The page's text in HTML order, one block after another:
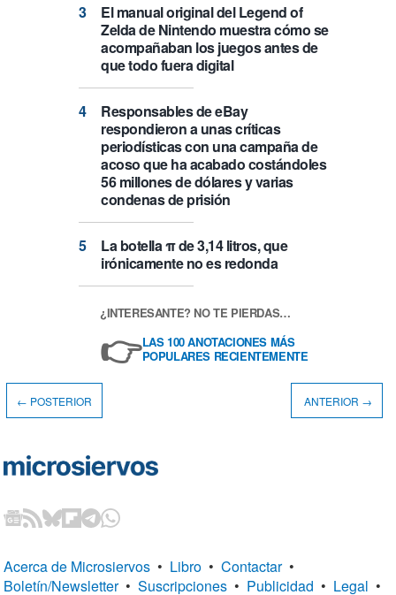
El manual original del Legend of
Zelda de Nintendo muestra cómo se
acompañaban los juegos antes de
que todo fuera digital
Responsables de eBay
respondieron a unas críticas
periodísticas con una campaña de
acoso que ha acabado costándoles
56 millones de dólares y varias
condenas de prisión
La botella π de 3,14 litros, que
irónicamente no es redonda
¿INTERESANTE? NO TE PIERDAS…
👉LAS 100 ANOTACIONES MÁS
POPULARES RECIENTEMENTE
← POSTERIOR ANTERIOR →
Acerca de Microsiervos • Libro • Contactar •
Boletín/Newsletter • Suscripciones • Publicidad • Legal •